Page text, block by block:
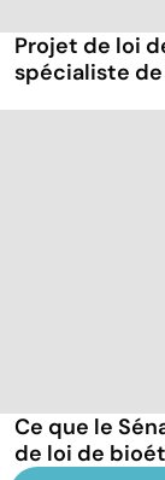
Projet de loi
spécialiste
Ce que le
de loi de